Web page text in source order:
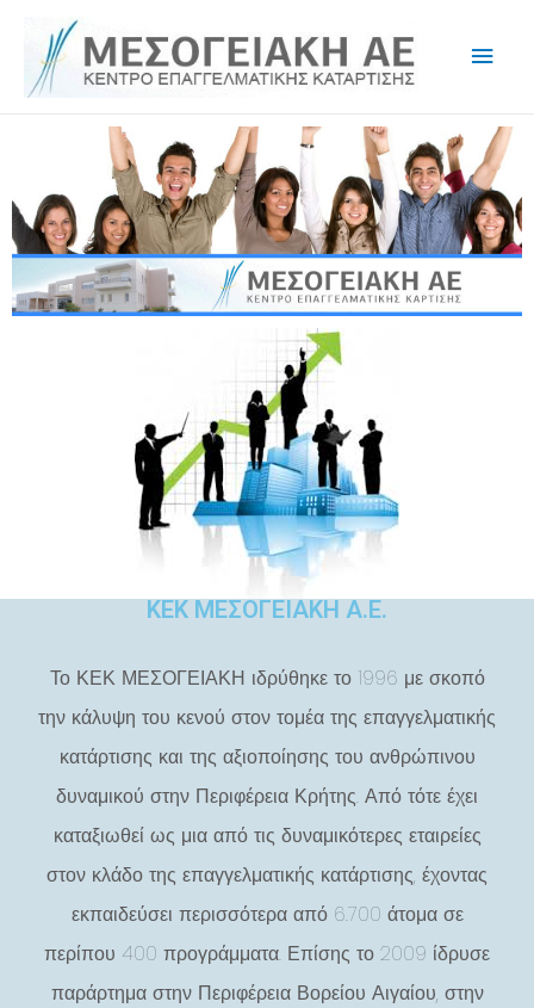
ΚΕΚ ΜΕΣΟΓΕΙΑΚΗ Α.Ε.
Το ΚΕΚ ΜΕΣΟΓΕΙΑΚΗ ιδρύθηκε το 1996 με σκοπό
την κάλυψη του κενού στον τομέα της επαγγελματικής
κατάρτισης και της αξιοποίησης του ανθρώπινου
δυναμικού στην Περιφέρεια Κρήτης. Από τότε έχει
καταξιωθεί ως μια από τις δυναμικότερες εταιρείες
στον κλάδο της επαγγελματικής κατάρτισης, έχοντας
εκπαιδεύσει περισσότερα από 6.700 άτομα σε
περίπου 400 προγράμματα. Επίσης το 2009 ίδρυσε
παράρτημα στην Περιφέρεια Βορείου Αιγαίου, στην